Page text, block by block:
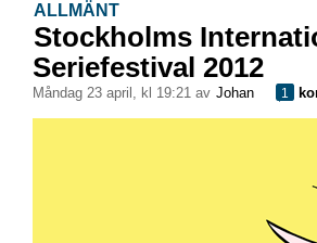
ALLMÄNT
Stockholms
Seriefestival 2012
måndag 23 april, kl 19:21 av Johan 1